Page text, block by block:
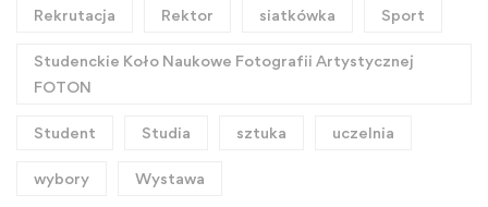
Rekrutacja Rektor siatkówka Sport
Studenckie Koło Naukowe Fotografii Artystycznej
FOTON
Student Studia sztuka uczelnia
wybory Wystawa